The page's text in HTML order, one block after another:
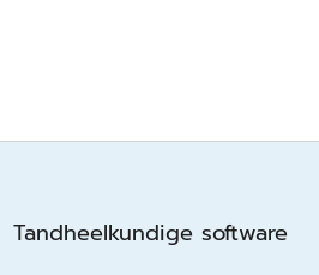
Tandheelkundige software